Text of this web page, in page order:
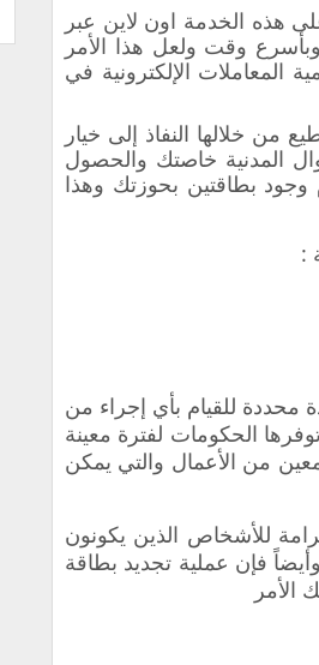
هذه الخدمة اون لاين عبر
وقت ولعل هذا الأمر
المعاملات الإلكترونية في
من خلالها النفاذ إلى خيار
المدنية خاصتك والحصول
بطاقتين بحوزتك وهذا
:
محددة للقيام بأي إجراء من
الحكومات لفترة معينة
من الأعمال والتي يمكن
للأشخاص الذين يكونون
فإن عملية تجديد بطاقة
الأمر